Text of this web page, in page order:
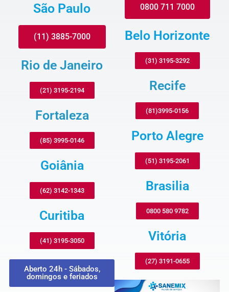
São Paulo
(11) 3885-7000
Rio de Janeiro
(21) 3195-2194
Fortaleza
(85) 3995-0146
Goiânia
(62) 3142-1343
Curitiba
(41) 3195-3050
Aberto 24h - Sábados,
domingos e feriados
0800 711 7000
Belo Horizonte
(31) 3195-3292
Recife
(81)3995-0156
Porto Alegre
(51) 3195-2061
Brasilia
0800 580 9782
Vitória
(27) 3191-0655